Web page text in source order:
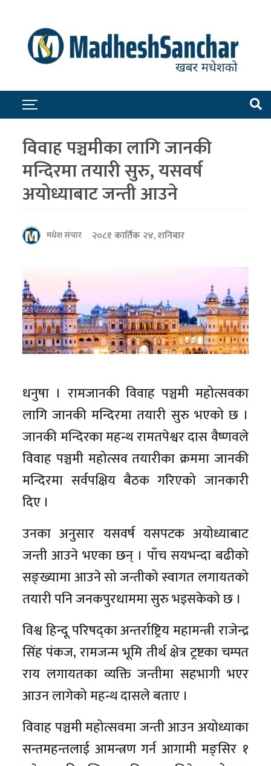
विवाह पञ्चमीका लागि जानकी
मन्दिरमा तयारी सुरु, यसवर्ष
अयोध्याबाट जन्ती आउने
मधेश संचार २०८१ कार्तिक २४, शनिबार
धनुषा । रामजानकी विवाह पञ्चमी महोत्सवका
लागि जानकी मन्दिरमा तयारी सुरु भएको छ ।
जानकी मन्दिरका महन्थ रामतपेश्वर दास वैष्णवले
विवाह पञ्चमी महोत्सव तयारीका क्रममा जानकी
मन्दिरमा सर्वपक्षिय बैठक गरिएको जानकारी
दिए ।
उनका अनुसार यसवर्ष यसपटक अयोध्याबाट
जन्ती आउने भएका छन् । पाँच सयभन्दा बढीको
सङ्ख्यामा आउने सो जन्तीको स्वागत लगायतको
तयारी पनि जनकपुरधाममा सुरु भइसकेको छ ।
विश्व हिन्दू परिषद्का अन्तर्राष्ट्रिय महामन्त्री राजेन्द्र
सिंह पंकज, रामजन्म भूमि तीर्थ क्षेत्र ट्रष्टका चम्पत
राय लगायतका व्यक्ति जन्तीमा सहभागी भएर
आउन लागेको महन्थ दासले बताए ।
विवाह पञ्चमी महोत्सवमा जन्ती आउन अयोध्याका
सन्तमहन्तलाई आमन्त्रण गर्न आगामी मङ्सिर १